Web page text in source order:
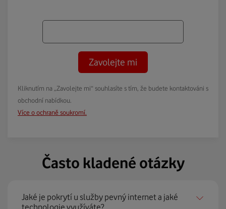
Zavolejte mi
Kliknutím na „Zavolejte mi“ souhlasíte s tím, že budete kontaktováni s
obchodní nabídkou.
Více o ochraně soukromí.
Často kladené otázky
Jaké je pokrytí u služby pevný internet a jaké
technologie využíváte?